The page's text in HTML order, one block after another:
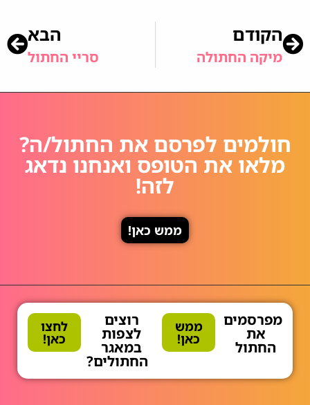
הקודם
מיקה החתולה
הבא
סריי החתול
חולמים לפרסם את החתול/ה?
מלאו את הטופס ואנחנו נדאג
לזה!
ממש כאן!
מפרסמים
את
החתול
ממש
כאן!
רוצים
לצפות
במאגר
החתולים?
לחצו
כאן!